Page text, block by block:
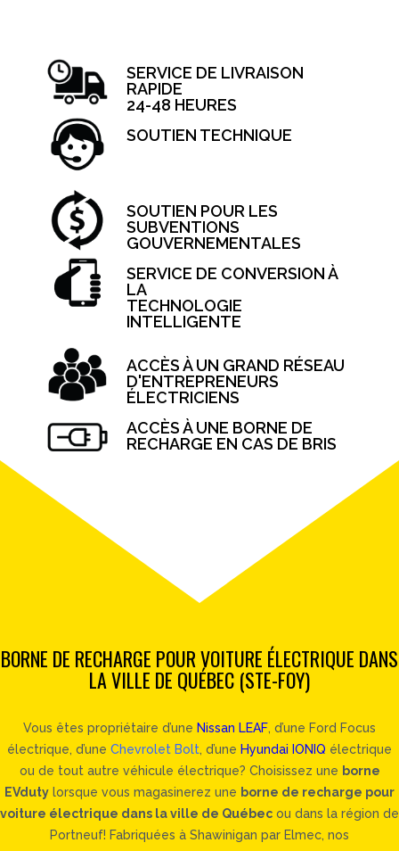
SERVICE DE LIVRAISON
RAPIDE
24-48 HEURES
SOUTIEN TECHNIQUE
SOUTIEN POUR LES
SUBVENTIONS
GOUVERNEMENTALES
SERVICE DE CONVERSION À
LA
TECHNOLOGIE
INTELLIGENTE
ACCÈS À UN GRAND RÉSEAU
D'ENTREPRENEURS
ÉLECTRICIENS
ACCÈS À UNE BORNE DE
RECHARGE EN CAS DE BRIS
BORNE DE RECHARGE POUR VOITURE ÉLECTRIQUE DANS
LA VILLE DE QUÉBEC (STE-FOY)
Vous êtes propriétaire d’une Nissan LEAF, d’une Ford Focus
électrique, d’une Chevrolet Bolt, d’une Hyundai IONIQ électrique
ou de tout autre véhicule électrique? Choisissez une borne
EVduty lorsque vous magasinerez une borne de recharge pour
voiture électrique dans la ville de Québec ou dans la région de
Portneuf! Fabriquées à Shawinigan par Elmec, nos